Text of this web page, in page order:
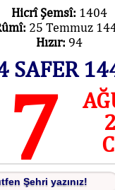
Hicrî Şemsî: 1404
25 Temmuz
Hızır: 94
SAFER
7